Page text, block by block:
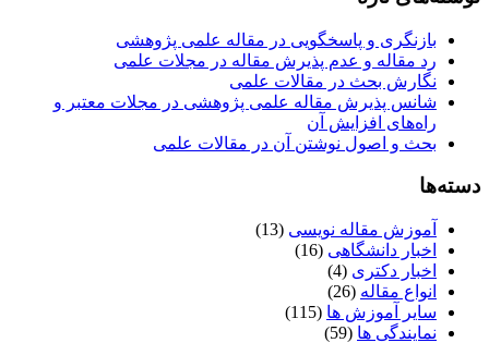
بازنگری و پاسخگویی در مقاله علمی پژوهشی
رد مقاله و عدم پذیرش مقاله در مجلات علمی
نگارش بحث در مقالات علمی
شانس پذیرش مقاله علمی پژوهشی در مجلات معتبر و
راه‌های افزایش آن
بحث و اصول نوشتن آن در مقالات علمی
دسته‌ها
آموزش مقاله نویسی (13)
اخبار دانشگاهی (16)
اخبار دکتری (4)
انواع مقاله (26)
سایر آموزش ها (115)
نمایندگی ها (59)